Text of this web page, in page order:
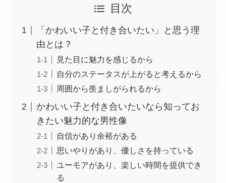
目次
「かわいい子と付き合いたい」と思う理
由とは？
見た目に魅力を感じるから
自分のステータスが上がると考えるから
周囲から羨ましがられるから
かわいい子と付き合いたいなら知ってお
きたい魅力的な男性像
自信があり余裕がある
思いやりがあり、優しさを持っている
ユーモアがあり、楽しい時間を提供でき
る